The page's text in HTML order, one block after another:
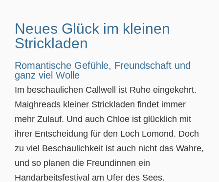
Neues Glück im kleinen
Strickladen
Romantische Gefühle, Freundschaft und
ganz viel Wolle
Im beschaulichen Callwell ist Ruhe eingekehrt.
Maighreads kleiner Strickladen findet immer
mehr Zulauf. Und auch Chloe ist glücklich mit
ihrer Entscheidung für den Loch Lomond. Doch
zu viel Beschaulichkeit ist auch nicht das Wahre,
und so planen die Freundinnen ein
Handarbeitsfestival am Ufer des Sees.